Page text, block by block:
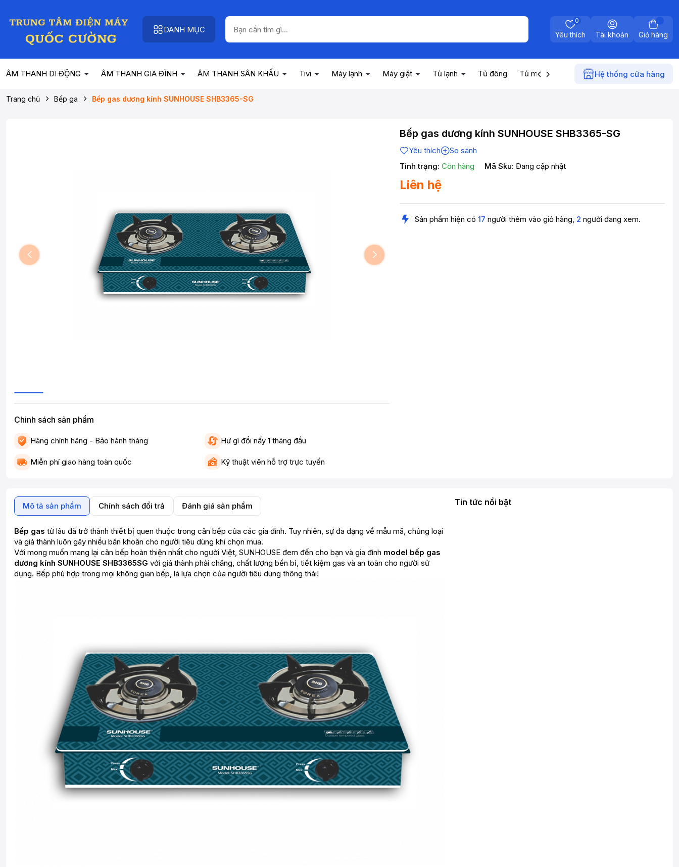
DANH MỤC
Yêu thích
0
Tài khoản Giỏ hàng
ÂM THANH DI ĐỘNG ÂM THANH GIA ĐÌNH ÂM THANH SÂN KHẤU Tivi Máy lạnh Máy giặt Tủ lạnh Tủ đông Tủ mát Máy nước nóng Điện gia
Hệ thống cửa hàng
Trang chủ Bếp ga Bếp gas dương kính SUNHOUSE SHB3365-SG
Chinh sách sản phẩm
Hàng chính hãng - Bảo hành tháng Hư gì đổi nấy 1 tháng đầu
Miễn phí giao hàng toàn quốc Kỹ thuật viên hỗ trợ trực tuyến
Bếp gas dương kính SUNHOUSE SHB3365-SG
Yêu thích
So sánh
Tình trạng: Còn hàng Mã Sku: Đang cập nhật
Liên hệ
Sản phẩm hiện có 17 người thêm vào giỏ hàng, 2 người đang xem.
Mô tả sản phẩm Chính sách đổi trả Đánh giá sản phẩm
Bếp gas từ lâu đã trở thành thiết bị quen thuộc trong căn bếp của các gia đình. Tuy nhiên, sự đa dạng về mẫu mã, chủng loại
và giá thành luôn gây nhiều băn khoăn cho người tiêu dùng khi chọn mua.
Với mong muốn mang lại căn bếp hoàn thiện nhất cho người Việt, SUNHOUSE đem đến cho bạn và gia đình model bếp gas
dương kính SUNHOUSE SHB3365SG với giá thành phải chăng, chất lượng bền bỉ, tiết kiệm gas và an toàn cho người sử
dụng. Bếp phù hợp trong mọi không gian bếp, là lựa chọn của người tiêu dùng thông thái!
Tin tức nổi bật